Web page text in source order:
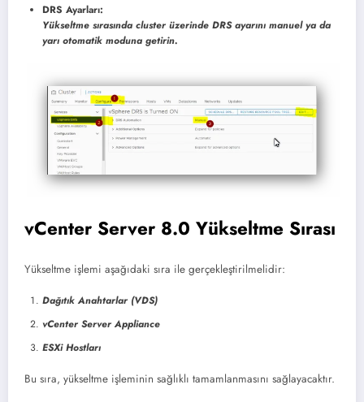
DRS Ayarları:
Yükseltme sırasında cluster üzerinde DRS ayarını manuel ya da
yarı otomatik moduna getirin.
vCenter Server 8.0 Yükseltme Sırası
Yükseltme işlemi aşağıdaki sıra ile gerçekleştirilmelidir:
Dağıtık Anahtarlar (VDS)
vCenter Server Appliance
ESXi Hostları
Bu sıra, yükseltme işleminin sağlıklı tamamlanmasını sağlayacaktır.